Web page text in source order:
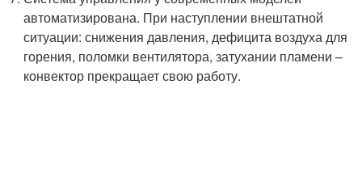
автоматизирована. При наступлении внештатной
ситуации: снижения давления, дефицита воздуха для
горения, поломки вентилятора, затухании пламени –
конвектор прекращает свою работу.